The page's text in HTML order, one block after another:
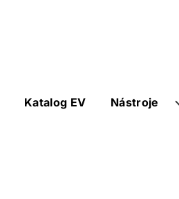
Katalog EV Nástroje